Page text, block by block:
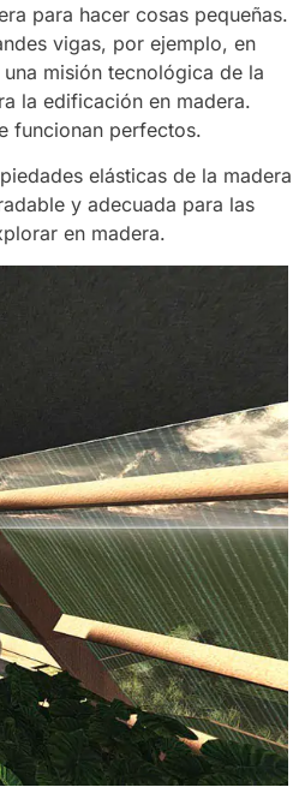
para hacer cosas pequeñas.
vigas, por ejemplo, en
misión tecnológica de la
la edificación en madera.
funcionan perfectos.
elásticas de la madera
y adecuada para las
en madera.